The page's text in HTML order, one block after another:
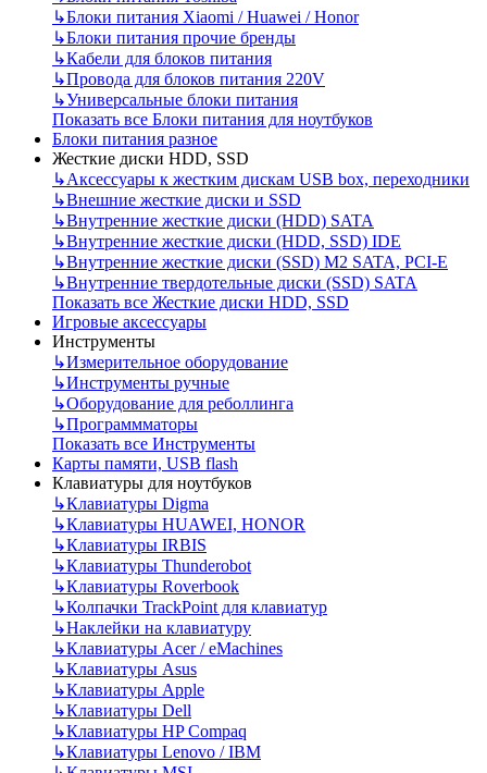
↳Блоки питания Xiaomi / Huawei / Honor
↳Блоки питания прочие бренды
↳Кабели для блоков питания
↳Провода для блоков питания 220V
↳Универсальные блоки питания
Показать все Блоки питания для ноутбуков
Блоки питания разное
Жесткие диски HDD, SSD
↳Аксессуары к жестким дискам USB box, переходники
↳Внешние жесткие диски и SSD
↳Внутренние жесткие диски (HDD) SATA
↳Внутренние жесткие диски (HDD, SSD) IDE
↳Внутренние жесткие диски (SSD) M2 SATA, PCI-E
↳Внутренние твердотельные диски (SSD) SATA
Показать все Жесткие диски HDD, SSD
Игровые аксессуары
Инструменты
↳Измерительное оборудование
↳Инструменты ручные
↳Оборудование для реболлинга
↳Программматоры
Показать все Инструменты
Карты памяти, USB flash
Клавиатуры для ноутбуков
↳Клавиатуры Digma
↳Клавиатуры HUAWEI, HONOR
↳Клавиатуры IRBIS
↳Клавиатуры Thunderobot
↳Клавиатуры Roverbook
↳Колпачки TrackPoint для клавиатур
↳Наклейки на клавиатуру
↳Клавиатуры Acer / eMachines
↳Клавиатуры Asus
↳Клавиатуры Apple
↳Клавиатуры Dell
↳Клавиатуры HP Compaq
↳Клавиатуры Lenovo / IBM